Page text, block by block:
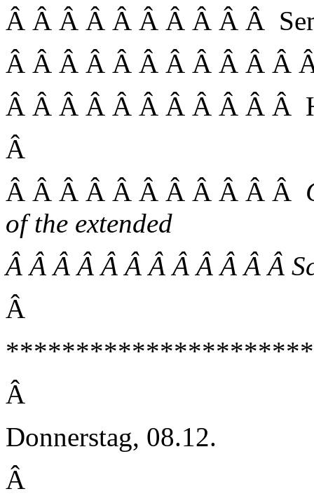
Â Â Â Â Â Â Â Â Â Â
Â Â Â Â Â Â Â Â Â Â Â
Â Â Â Â Â Â Â Â Â Â Â
Â
Â Â Â Â Â Â Â Â Â Â Â
of the extended
Â Â Â Â Â Â Â Â Â Â Â Â
Â
Â
Donnerstag, 08.12.
Â